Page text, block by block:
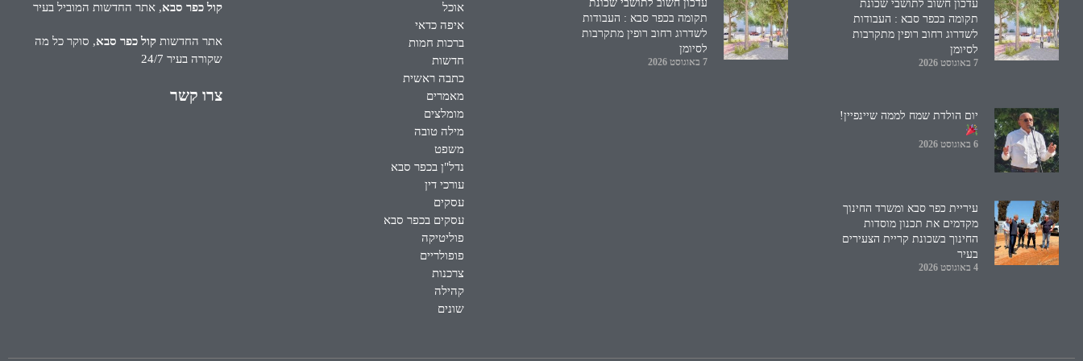
עדכון חשוב לתושבי שכונת
תקומה בכפר סבא : העבודות
לשדרוג רחוב רופין מתקרבות
לסיומן
7 באוגוסט 2026
יום הולדת שמח לממה שיינפיין!
6 באוגוסט 2026
עיריית כפר סבא ומשרד החינוך
מקדמים את תכנון מוסדות
החינוך בשכונת קריית הצעירים
בעיר
4 באוגוסט 2026
עדכון חשוב לתושבי שכונת
תקומה בכפר סבא : העבודות
לשדרוג רחוב רופין מתקרבות
לסיומן
7 באוגוסט 2026
אוכל
איפה כדאי
ברכות חמות
חדשות
כתבה ראשית
מאמרים
מומלצים
מילה טובה
משפט
נדל"ן בכפר סבא
עורכי דין
עסקים
עסקים בכפר סבא
פוליטיקה
פופולריים
צרכנות
קהילה
שונים
קול כפר סבא, אתר החדשות המוביל בעיר
אתר החדשות קול כפר סבא, סוקר כל מה
שקורה בעיר 24/7
צרו קשר